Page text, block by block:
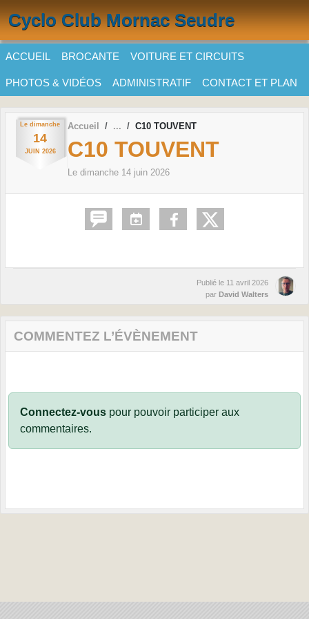
Cyclo Club Mornac Seudre
ACCUEIL BROCANTE VOITURE ET CIRCUITS
PHOTOS & VIDÉOS ADMINISTRATIF CONTACT ET PLAN
Le dimanche
14
JUIN 2026
Accueil C10 TOUVENT
C10 TOUVENT
Le dimanche 14 juin 2026
Publié le 11 avril 2026
par David Walters
COMMENTEZ L’ÉVÈNEMENT
Connectez-vous pour pouvoir participer aux
commentaires.